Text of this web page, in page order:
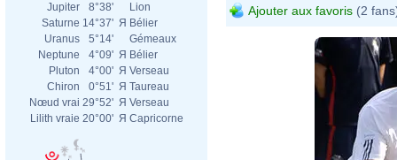
Jupiter
8°38'
Lion
Saturne 14°37' Я Bélier
Uranus
5°14'
Gémeaux
Neptune
4°09' Я Bélier
Pluton
4°00' Я Verseau
Chiron
0°51' Я Taureau
Nœud vrai 29°52' Я Verseau
Lilith vraie 20°00' Я Capricorne
Ajouter aux favoris (2